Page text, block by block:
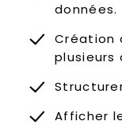
données.
Création
plusieurs
Afficher